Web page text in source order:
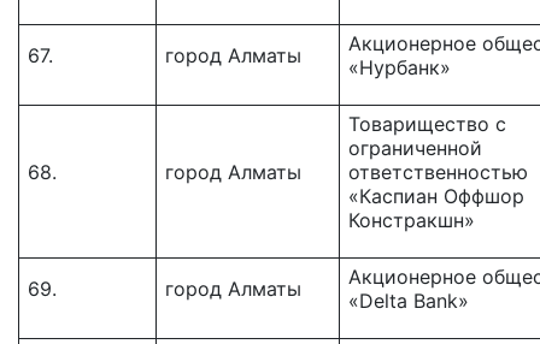
67. город Алматы
Акционерное
«Нурбанк»
68. город Алматы
Товарищество с
ограниченной
ответственностью
«Каспиан Оффшор
Констракшн»
69. город Алматы
Акционерное
«Delta Bank»